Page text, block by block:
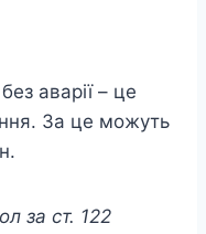
аварії – це
За це можуть
за ст. 122